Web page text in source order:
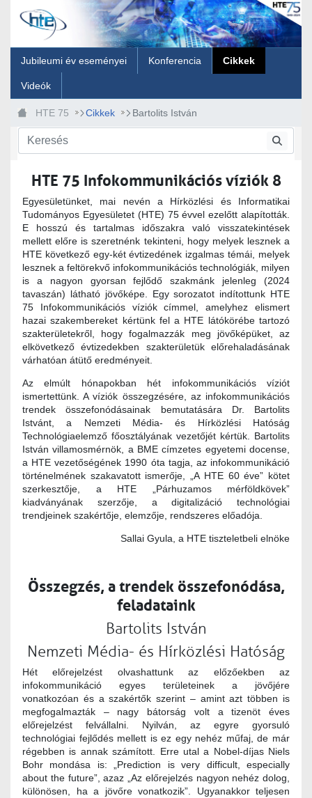
Ugrás a fő tartalomhoz
Jubileumi év eseményei Konferencia Cikkek
Videók
HTE 75 Cikkek Bartolits István
HTE 75 Infokommunikációs víziók 8
Egyesületünket, mai nevén a Hírközlési és Informatikai
Tudományos Egyesületet (HTE) 75 évvel ezelőtt alapították.
E hosszú és tartalmas időszakra való visszatekintések
mellett előre is szeretnénk tekinteni, hogy melyek lesznek a
HTE következő egy-két évtizedének izgalmas témái, melyek
lesznek a feltörekvő infokommunikációs technológiák, milyen
is a nagyon gyorsan fejlődő szakmánk jelenleg (2024
tavaszán) látható jövőképe. Egy sorozatot indítottunk HTE
75 Infokommunikációs víziók címmel, amelyhez elismert
hazai szakembereket kértünk fel a HTE látókörébe tartozó
szakterületekről, hogy fogalmazzák meg jövőképüket, az
elkövetkező évtizedekben szakterületük előrehaladásának
várhatóan átütő eredményeit.
Az elmúlt hónapokban hét infokommunikációs víziót
ismertettünk. A víziók összegzésére, az infokommunikációs
trendek összefonódásainak bemutatására Dr. Bartolits
Istvánt, a Nemzeti Média- és Hírközlési Hatóság
Technológiaelemző főosztályának vezetőjét kértük. Bartolits
István villamosmérnök, a BME címzetes egyetemi docense,
a HTE vezetőségének 1990 óta tagja, az infokommunikáció
történelmének szakavatott ismerője, „A HTE 60 éve” kötet
szerkesztője, a HTE „Párhuzamos mérföldkövek”
kiadványának szerzője, a digitalizáció technológiai
trendjeinek szakértője, elemzője, rendszeres előadója.
Sallai Gyula, a HTE tiszteletbeli elnöke
Összegzés, a trendek összefonódása,
feladataink
Bartolits István
Nemzeti Média- és Hírközlési Hatóság
Hét előrejelzést olvashattunk az előzőekben az
infokommunikáció egyes területeinek a jövőjére
vonatkozóan és a szakértők szerint – amint azt többen is
megfogalmazták – nagy bátorság volt a tizenöt éves
előrejelzést felvállalni. Nyilván, az egyre gyorsuló
technológiai fejlődés mellett is ez egy nehéz műfaj, de már
régebben is annak számított. Erre utal a Nobel-díjas Niels
Bohr mondása is: „Prediction is very difficult, especially
about the future”, azaz „Az előrejelzés nagyon nehéz dolog,
különösen, ha a jövőre vonatkozik”. Ugyanakkor teljesen